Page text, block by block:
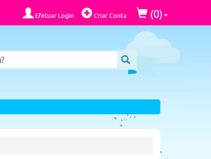
Efetuar Login Criar Conta (0)